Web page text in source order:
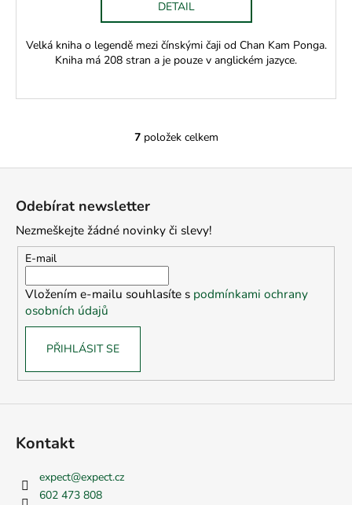
DETAIL
Velká kniha o legendě mezi čínskými čaji od Chan Kam Ponga.
Kniha má 208 stran a je pouze v anglickém jazyce.
O
a
c
r
ý
p
7položek celkem
Odebírat newsletter
Nezmeškejte žádné novinky či slevy!
E-mail
Vložením e-mailu souhlasíte s podmínkami ochrany
osobních údajů
PŘIHLÁSIT SE
Kontakt
expect@expect.cz
602 473 808